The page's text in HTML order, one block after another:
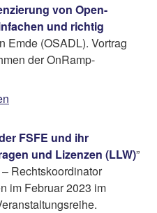
von Open-
und richtig
Emde (OSADL). Vortrag
der OnRamp-
FSFE und ihr
und Lizenzen (LLW)”
Rechtskoordinator
im Februar 2023 im